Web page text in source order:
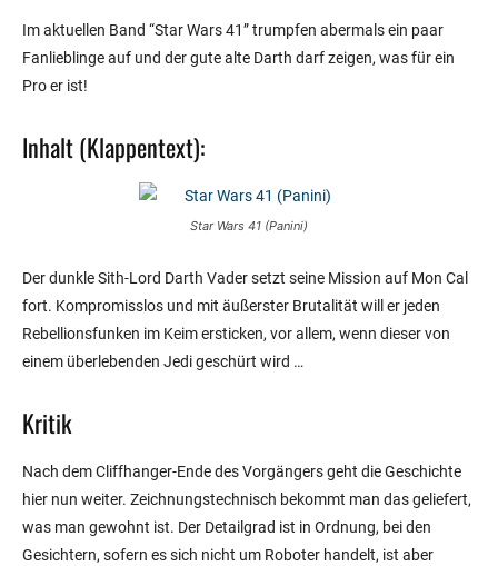
Im aktuellen Band “Star Wars 41” trumpfen abermals ein paar
Fanlieblinge auf und der gute alte Darth darf zeigen, was für ein
Pro er ist!
Inhalt (Klappentext):
Star Wars 41 (Panini)
Der dunkle Sith-Lord Darth Vader setzt seine Mission auf Mon Cal
fort. Kompromisslos und mit äußerster Brutalität will er jeden
Rebellionsfunken im Keim ersticken, vor allem, wenn dieser von
einem überlebenden Jedi geschürt wird …
Kritik
Nach dem Cliffhanger-Ende des Vorgängers geht die Geschichte
hier nun weiter. Zeichnungstechnisch bekommt man das geliefert,
was man gewohnt ist. Der Detailgrad ist in Ordnung, bei den
Gesichtern, sofern es sich nicht um Roboter handelt, ist aber